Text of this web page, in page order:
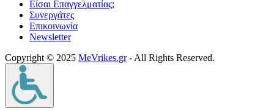
Είσαι Επαγγελματίας;
Συνεργάτες
Επικοινωνία
Νewsletter
Copyright © 2025 MeVrikes.gr- All Rights Reserved.